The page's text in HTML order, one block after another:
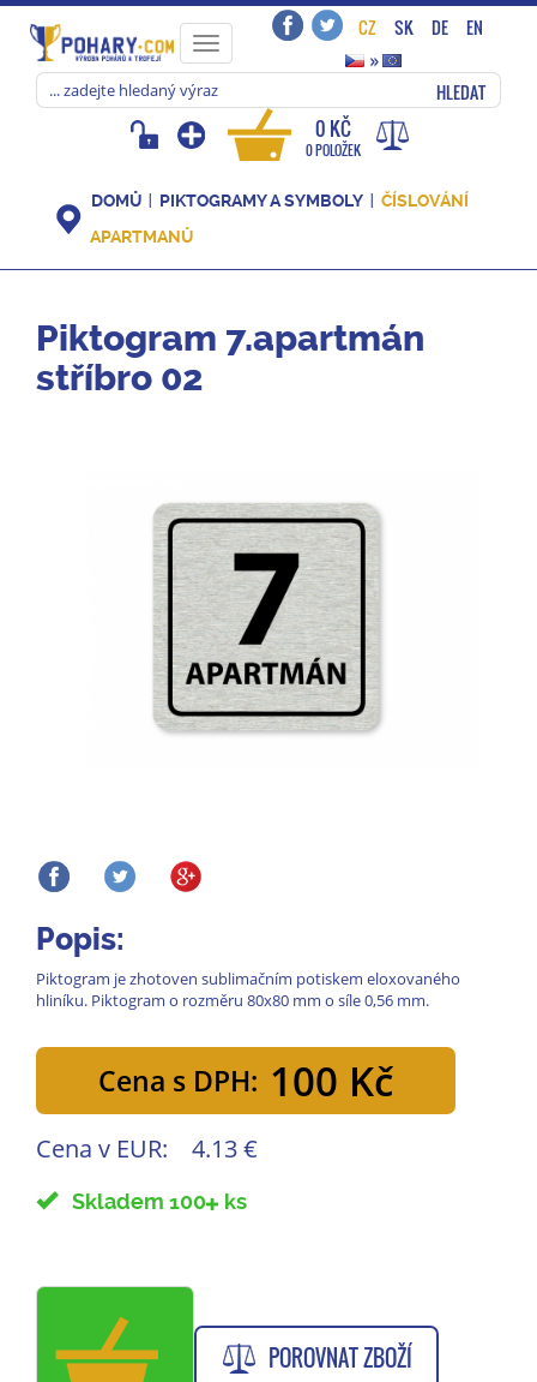
Toggle
navigation
CZ SK DE
EN
»
HLEDAT
0 KČ
0 POLOŽEK
DOMŮ PIKTOGRAMY A SYMBOLY
ČÍSLOVÁNÍ
APARTMANŮ
Piktogram 7.apartmán
stříbro 02
Popis:
Piktogram je zhotoven sublimačním potiskem eloxovaného
hliníku. Piktogram o rozměru 80x80 mm o síle 0,56 mm.
Cena s DPH: 100 Kč
Cena v EUR: 4.13 €
Skladem 100 ks
POROVNAT ZBOŽÍ